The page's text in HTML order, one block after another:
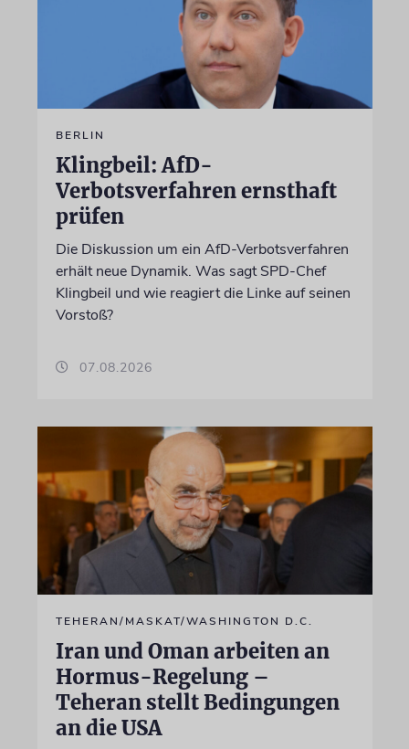
BERLIN
Klingbeil: AfD-
Verbotsverfahren ernsthaft
prüfen
Die Diskussion um ein AfD-Verbotsverfahren
erhält neue Dynamik. Was sagt SPD-Chef
Klingbeil und wie reagiert die Linke auf seinen
Vorstoß?
07.08.2026
TEHERAN/MASKAT/WASHINGTON D.C.
Iran und Oman arbeiten an
Hormus-Regelung –
Teheran stellt Bedingungen
an die USA